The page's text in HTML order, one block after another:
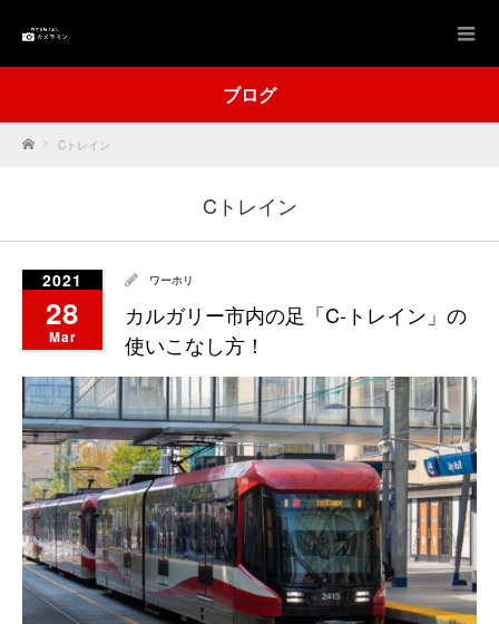
ブログ
Home Cトレイン
Cトレイン
2021
28
Mar
ワーホリ
カルガリー市内の足「C-トレイン」の
使いこなし方！